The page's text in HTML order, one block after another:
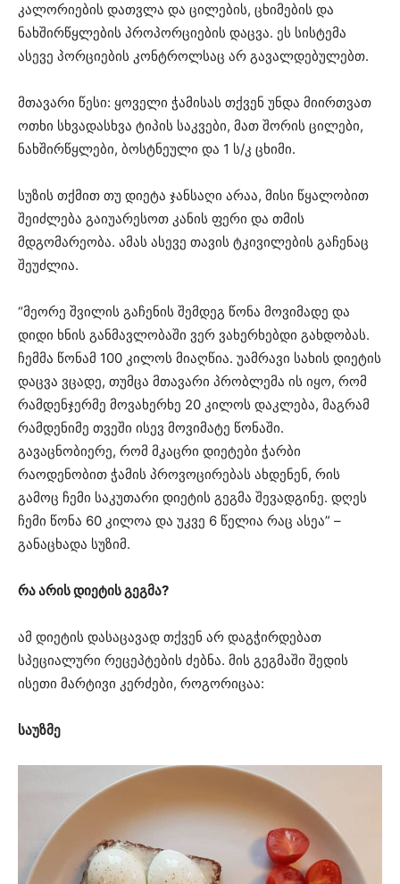
კალორიების დათვლა და ცილების, ცხიმების და
ნახშირწყლების პროპორციების დაცვა. ეს სისტემა
ასევე პორციების კონტროლსაც არ გავალდებულებთ.
მთავარი წესი: ყოველი ჭამისას თქვენ უნდა მიირთვათ
ოთხი სხვადასხვა ტიპის საკვები, მათ შორის ცილები,
ნახშირწყლები, ბოსტნეული და 1 ს/კ ცხიმი.
სუზის თქმით თუ დიეტა ჯანსაღი არაა, მისი წყალობით
შეიძლება გაიუარესოთ კანის ფერი და თმის
მდგომარეობა. ამას ასევე თავის ტკივილების გაჩენაც
შეუძლია.
“მეორე შვილის გაჩენის შემდეგ წონა მოვიმადე და
დიდი ხნის განმავლობაში ვერ ვახერხებდი გახდობას.
ჩემმა წონამ 100 კილოს მიაღწია. უამრავი სახის დიეტის
დაცვა ვცადე, თუმცა მთავარი პრობლემა ის იყო, რომ
რამდენჯერმე მოვახერხე 20 კილოს დაკლება, მაგრამ
რამდენიმე თვეში ისევ მოვიმატე წონაში.
გავაცნობიერე, რომ მკაცრი დიეტები ჭარბი
რაოდენობით ჭამის პროვოცირებას ახდენენ, რის
გამოც ჩემი საკუთარი დიეტის გეგმა შევადგინე. დღეს
ჩემი წონა 60 კილოა და უკვე 6 წელია რაც ასეა” –
განაცხადა სუზიმ.
რა არის დიეტის გეგმა?
ამ დიეტის დასაცავად თქვენ არ დაგჭირდებათ
სპეციალური რეცეპტების ძებნა. მის გეგმაში შედის
ისეთი მარტივი კერძები, როგორიცაა:
საუზმე